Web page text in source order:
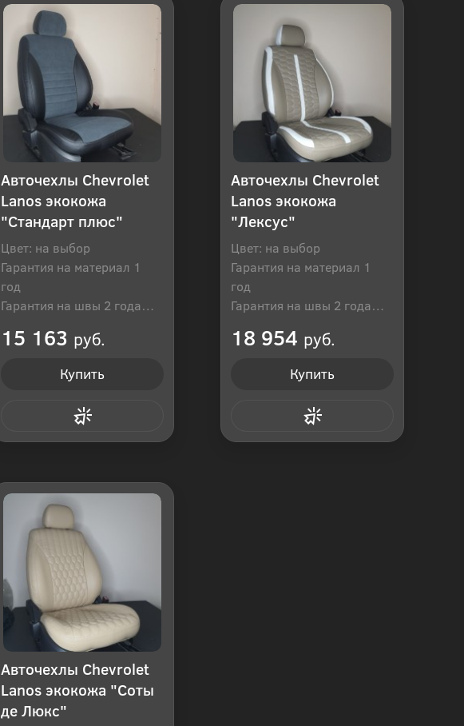
Авточехлы Chevrolet
Lanos экокожа
"Стандарт плюс"
Цвет: на выбор
Гарантия на материал 1
год
Гарантия на швы 2 года
15 163 руб.
Купить
Авточехлы Chevrolet
Lanos экокожа
"Лексус"
Цвет: на выбор
Гарантия на материал 1
год
Гарантия на швы 2 года
18 954 руб.
Купить
Авточехлы Chevrolet
Lanos экокожа "Соты
де Люкс"